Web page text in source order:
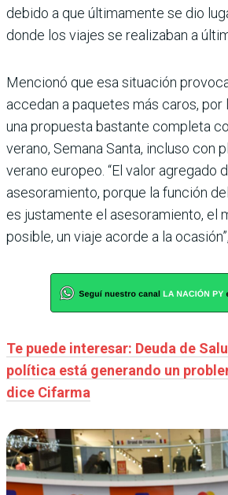
debido a que últimamente se dio
donde los viajes se realizaban a
Mencionó que esa situación
accedan a paquetes más caros, por
una propuesta bastante completa
verano, Semana Santa, incluso con
verano europeo. “El valor agregado
asesoramiento, porque la función
es justamente el asesoramiento, el
posible, un viaje acorde a la
Te puede interesar: Deuda de
política está generando un
dice Cifarma